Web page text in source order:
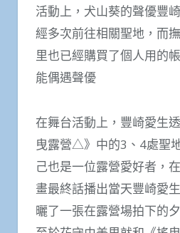
活動上，犬山葵的聲優豐
經多次前往相關聖地，而
里也已經購買了個人用的
能偶遇聲優
在舞台活動上，豐崎愛生
曳露營△》中的3、4處聖
己也是一位露營愛好者，
畫最終話播出當天豐崎愛
曬了一張在露營場拍下的